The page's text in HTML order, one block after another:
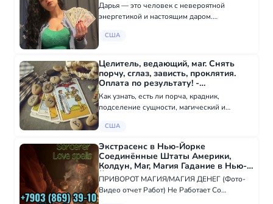
Дарья — это человек с невероятной
энергетикой и настоящим даром.
когда не понимала, куда двигаться дальше…
полочкам. Каждое с...
США
Целитель, ведающий, маг. Снять
порчу, сглаз, зависть, проклятия.
Оплата по результату! -
Экстрасенсы в США
Как узнать, есть ли порча, крадник,
подселение сущности, магический и
целителя, гадалку, мага? Кто поможет без
предоплаты и риска избавиться от
колдовства и магичес...
США
Экстрасенс в Нью-Йорке
Соединённые Штаты Америки,
Колдун, Маг, Магия Гадание в Нью-
Йорке - Экстрасенсы в США
ПРИВОРОТ МАГИЯ/МАГИЯ ДЕНЕГ (Фото-
Видео отчет Работ) Не Работает Со